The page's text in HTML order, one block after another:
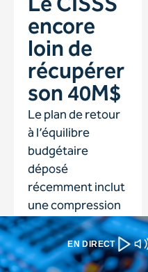
EN DIRECT